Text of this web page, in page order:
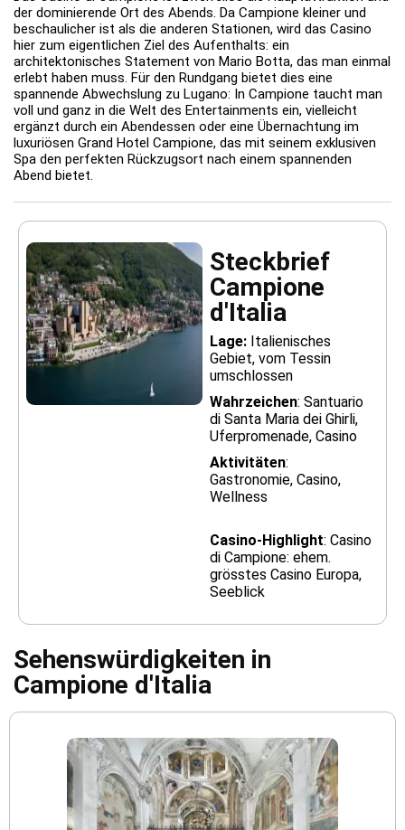
der dominierende Ort des Abends. Da Campione kleiner und
beschaulicher ist als die anderen Stationen, wird das Casino
hier zum eigentlichen Ziel des Aufenthalts: ein
architektonisches Statement von Mario Botta, das man einmal
erlebt haben muss. Für den Rundgang bietet dies eine
spannende Abwechslung zu Lugano: In Campione taucht man
voll und ganz in die Welt des Entertainments ein, vielleicht
ergänzt durch ein Abendessen oder eine Übernachtung im
luxuriösen Grand Hotel Campione, das mit seinem exklusiven
Spa den perfekten Rückzugsort nach einem spannenden
Abend bietet.
Steckbrief
Campione
d'Italia
Lage: Italienisches
Gebiet, vom Tessin
umschlossen
Wahrzeichen: Santuario
di Santa Maria dei Ghirli,
Uferpromenade, Casino
Aktivitäten:
Gastronomie, Casino,
Wellness
Casino-Highlight: Casino
di Campione: ehem.
grösstes Casino Europa,
Seeblick
Sehenswürdigkeiten in
Campione d'Italia